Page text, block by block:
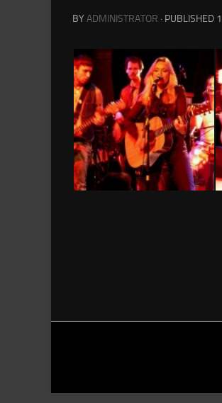
BY ADMINISTRATOR · PUBLISHED